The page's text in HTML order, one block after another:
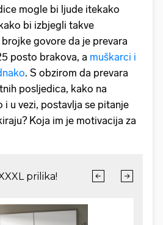
mogle bi ljude itekako
bi izbjegli takve
govore da je prevara
posto brakova, a muškarci i
. S obzirom da prevara
posljedica, kako na
u vezi, postavlja se pitanje
Koja im je motivacija za